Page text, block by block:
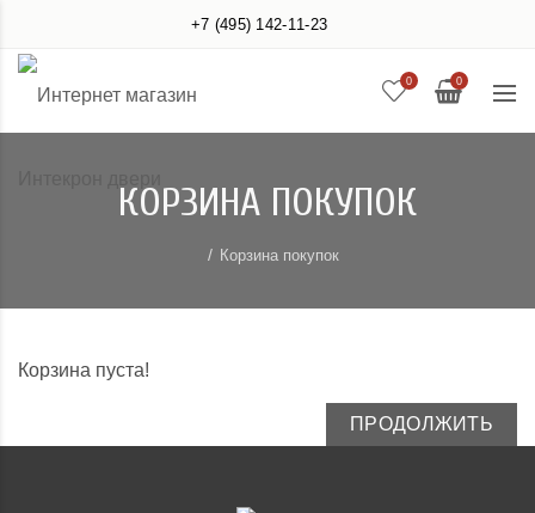
+7 (495) 142-11-23
0 0
КОРЗИНА ПОКУПОК
Корзина покупок
Корзина пуста!
ПРОДОЛЖИТЬ